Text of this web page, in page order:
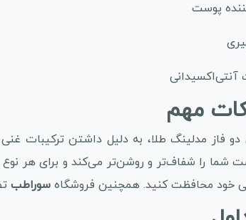
پوست
آنتی‌اکسیدانی
مهم
فاز مدلینگ طلا، به دلیل داشتن ترکیبات
را شفاف‌تر و روشن‌تر می‌کند و برای هر
خود محافظت کنید. همچنین فروشگاه سوراطب